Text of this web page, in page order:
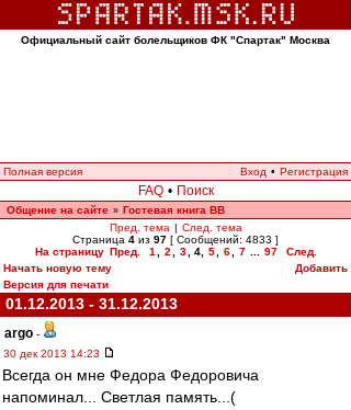
Официальный сайт болельщиков ФК "Спартак" Москва
Полная версия Вход • Регистрация
FAQ • Поиск
Общение на сайте » Гостевая книга ВВ
Пред. тема | След. тема
Страница 4 из 97 [ Сообщений: 4833 ]
На страницу Пред. 1 2 3 4, 5 6 7 97
След.
Начать новую тему
Добавить
Версия для печати
01.12.2013 - 31.12.2013
argo -
30 дек 2013 14:23
Всегда он мне Федора Федоровича
напоминал... Светлая память...(